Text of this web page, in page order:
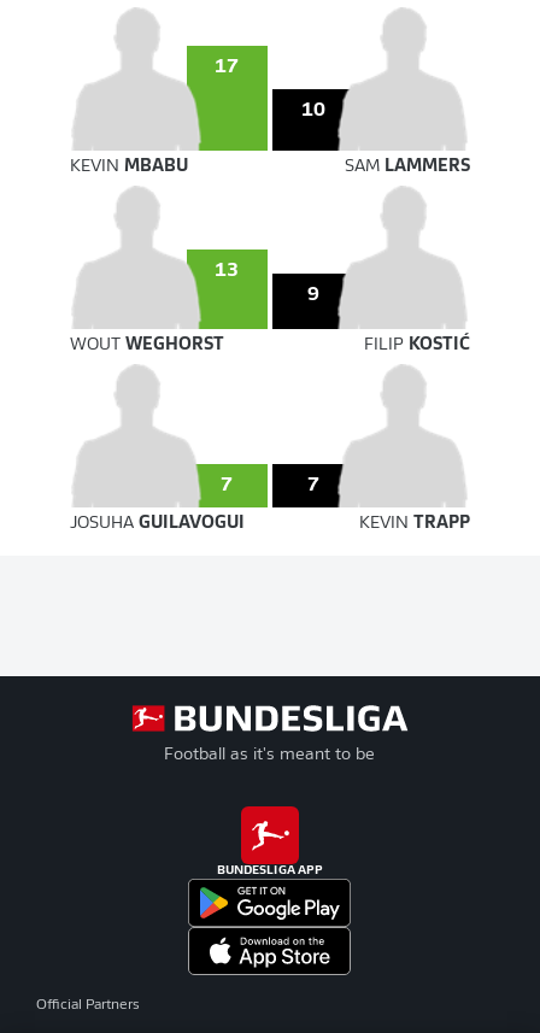
17
10
KEVIN MBABU SAM LAMMERS
13
9
WOUT WEGHORST FILIP KOSTIĆ
7 7
JOSUHA GUILAVOGUI KEVIN TRAPP
Football as it's meant to be
BUNDESLIGA APP
Official Partners